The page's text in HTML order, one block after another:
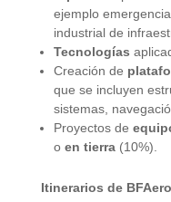
ejemplo
industrial de
Tecnologías
Creación de
que se incluyen
sistemas,
Proyectos de
o en tierra (10%).
Itinerarios de BFAero